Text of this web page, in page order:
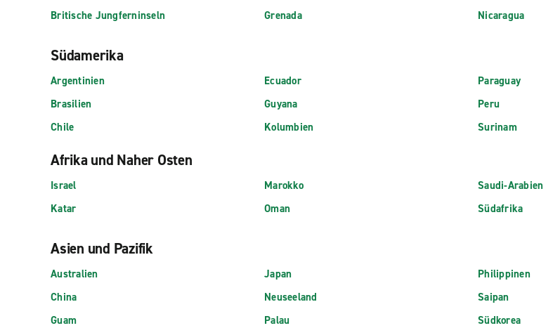
Britische Jungferninseln
Grenada
Nicaragua
Südamerika
Argentinien
Brasilien
Chile
Ecuador
Guyana
Kolumbien
Paraguay
Peru
Surinam
Afrika und Naher Osten
Israel
Katar
Marokko
Oman
Saudi-Arabien
Südafrika
Asien und Pazifik
Australien
China
Guam
Japan
Neuseeland
Palau
Philippinen
Saipan
Südkorea